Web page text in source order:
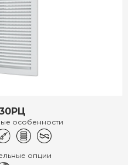
особенности
опции